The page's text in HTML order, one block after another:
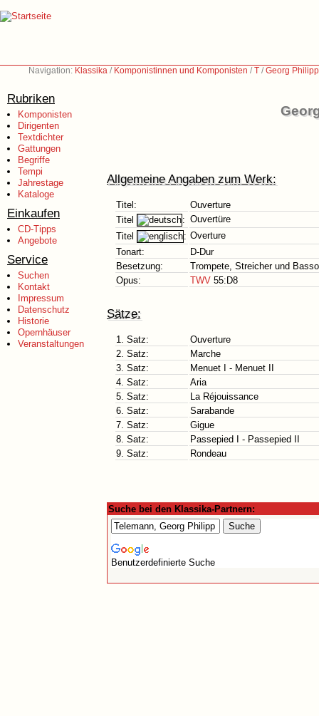
Navigation: Klassika / Komponistinnen und Komponisten /T /Georg
Rubriken
Komponisten
Dirigenten
Textdichter
Gattungen
Begriffe
Tempi
Jahrestage
Kataloge
Einkaufen
CD-Tipps
Angebote
Service
Suchen
Kontakt
Impressum
Datenschutz
Historie
Opernhäuser
Veranstaltungen
Allgemeine Angaben zum Werk:
Titel:
Ouverture
Titel
: Ouvertüre
Titel
: Overture
Tonart:
D-Dur
Besetzung:
Trompete, Streicher und
Opus:
TWV 55:D8
Sätze:
1. Satz:
Ouverture
2. Satz:
Marche
3. Satz:
Menuet I - Menuet II
4. Satz:
Aria
5. Satz:
La Réjouissance
6. Satz:
Sarabande
7. Satz:
Gigue
8. Satz:
Passepied I - Passepied II
9. Satz:
Rondeau
Suche bei den Klassika-Partnern:
Benutzerdefinierte Suche